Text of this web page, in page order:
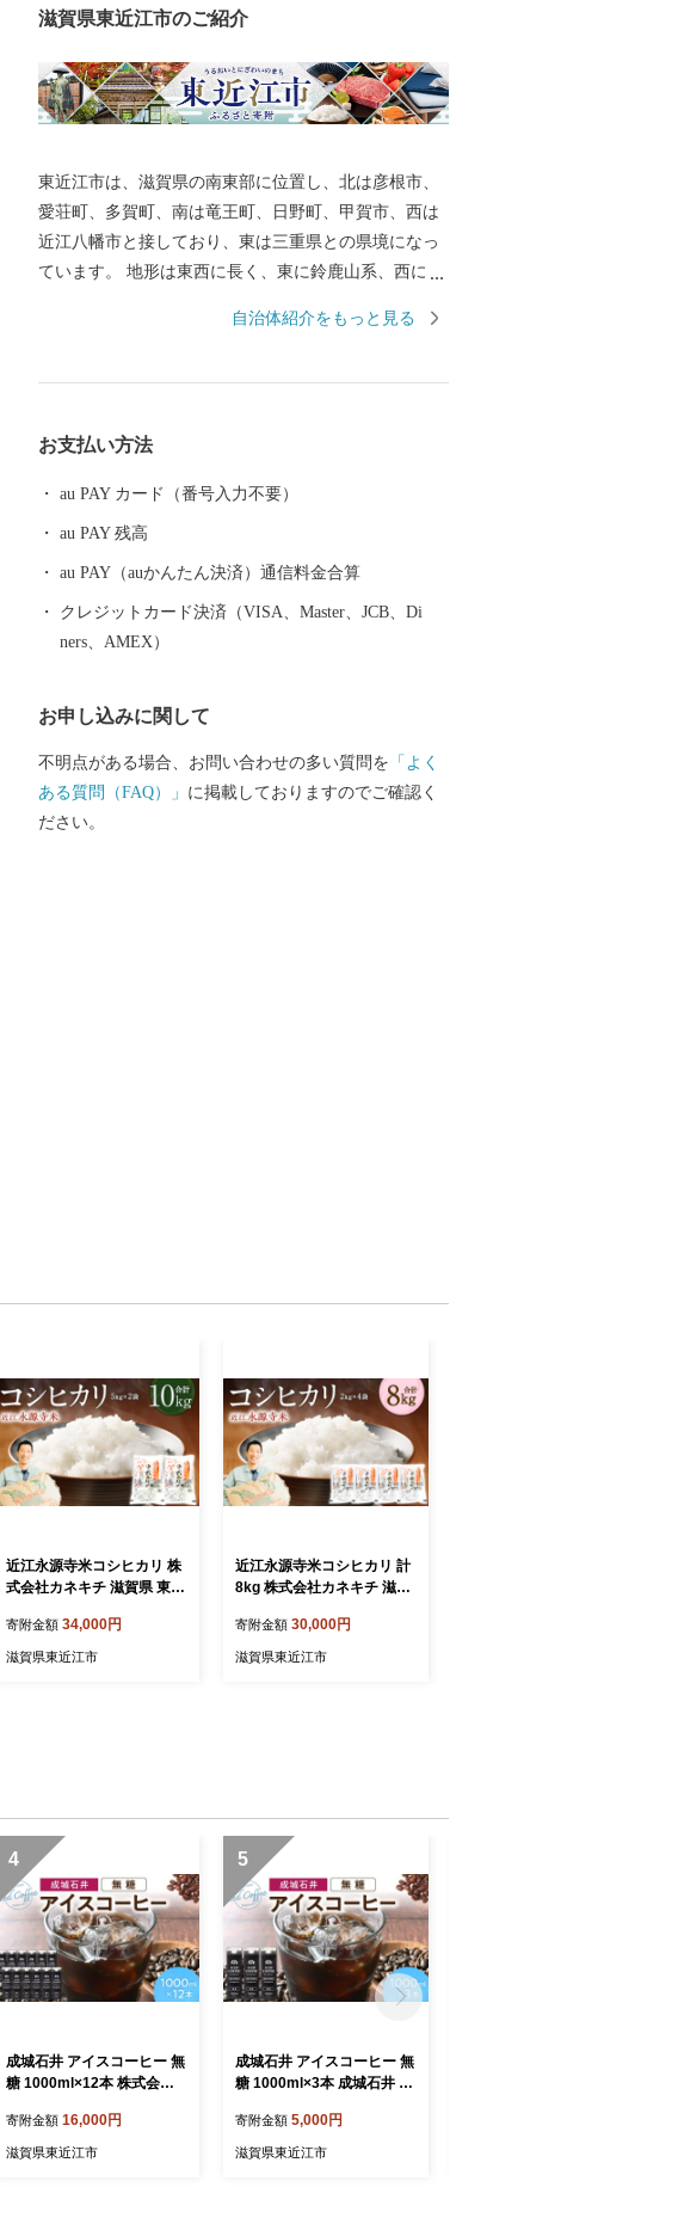
滋賀県東近江市のご紹介
東近江市は、滋賀県の南東部に位置し、北は彦根市、
愛荘町、多賀町、南は竜王町、日野町、甲賀市、西は
近江八幡市と接しており、東は三重県との県境になっ
ています。 地形は東西に長く、東に鈴鹿山系、西に琵
た、市の南西部には日野川が流れています。この両川
な自然に恵まれています。 総面積は、約388平方キロ
す。
自治体紹介をもっと見る
お支払い方法
au PAY カード（番号入力不要）
au PAY 残高
au PAY（auかんたん決済）通信料金合算
クレジットカード決済（VISA、Master、JCB、Di
ners、AMEX）
お申し込みに関して
不明点がある場合、お問い合わせの多い質問を 「よく
ある質問（FAQ）」 に掲載しておりますのでご確認く
ださい。
近江永源寺米コシヒカリ 株
式会社カネキチ 滋賀県 東近
0kg 滋賀県産 白米 精米 産
地直送 永源寺 お米
寄附金額 34,000円
滋賀県東近江市
近江永源寺米コシヒカリ 計
8kg 株式会社カネキチ 滋賀
カリ 8kg こしひかり 白米
精米 近江米 滋賀県産 永源
寄附金額 30,000円
滋賀県東近江市
4
成城石井 アイスコーヒー 無
糖 1000ml×12本 株式会社
A-F21 コーヒー 珈琲 リキッ
ド 無糖コーヒー ネルドリッ
寄附金額 16,000円
滋賀県東近江市
5
成城石井 アイスコーヒー 無
糖 1000ml×3本 成城石井 滋
ー リキッドコーヒー ボトル
コーヒー 珈琲 飲料 飲み物
寄附金額 5,000円
滋賀県東近江市